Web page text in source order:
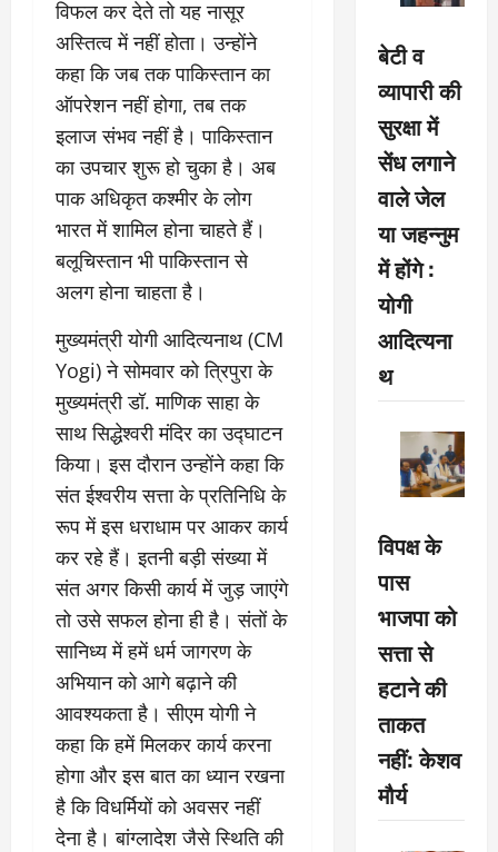
विफल कर देते तो यह नासूर
अस्तित्व में नहीं होता। उन्होंने
कहा कि जब तक पाकिस्तान का
ऑपरेशन नहीं होगा, तब तक
इलाज संभव नहीं है। पाकिस्तान
का उपचार शुरू हो चुका है। अब
पाक अधिकृत कश्मीर के लोग
भारत में शामिल होना चाहते हैं।
बलूचिस्तान भी पाकिस्तान से
अलग होना चाहता है।
मुख्यमंत्री योगी आदित्यनाथ (CM
Yogi) ने सोमवार को त्रिपुरा के
मुख्यमंत्री डॉ. माणिक साहा के
साथ सिद्धेश्वरी मंदिर का उद्घाटन
किया। इस दौरान उन्होंने कहा कि
संत ईश्वरीय सत्ता के प्रतिनिधि के
रूप में इस धराधाम पर आकर कार्य
कर रहे हैं। इतनी बड़ी संख्या में
संत अगर किसी कार्य में जुड़ जाएंगे
तो उसे सफल होना ही है। संतों के
सानिध्य में हमें धर्म जागरण के
अभियान को आगे बढ़ाने की
आवश्यकता है। सीएम योगी ने
कहा कि हमें मिलकर कार्य करना
होगा और इस बात का ध्यान रखना
है कि विधर्मियों को अवसर नहीं
देना है। बांग्लादेश जैसे स्थिति की
बेटी व
व्यापारी की
सुरक्षा में
सेंध लगाने
वाले जेल
या जहन्नुम
में होंगे :
योगी
आदित्यना
थ
विपक्ष के
पास
भाजपा को
सत्ता से
हटाने की
ताकत
नहीं: केशव
मौर्य